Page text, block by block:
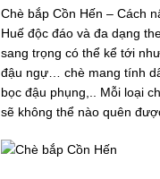
Chè bắp Cồn Hến – Cách
Huế độc đáo và đa dạng
sang trọng có thể kể tới
đậu ngự… chè mang tính
bọc đậu phụng,.. Mỗi loại
sẽ không thể nào quên